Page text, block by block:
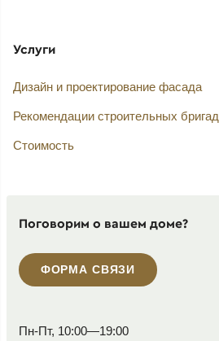
Услуги
Дизайн и проектирование фасада
Рекомендации строительных бригад
Стоимость
Поговорим о вашем доме?
ФОРМА СВЯЗИ
Пн-Пт, 10:00—19:00